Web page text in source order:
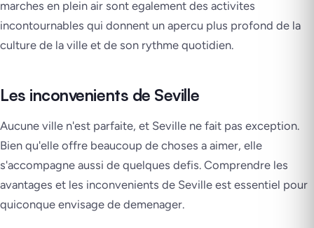
marches en plein air sont egalement des activites
incontournables qui donnent un apercu plus profond de la
culture de la ville et de son rythme quotidien.
Les inconvenients de Seville
Aucune ville n'est parfaite, et Seville ne fait pas exception.
Bien qu'elle offre beaucoup de choses a aimer, elle
s'accompagne aussi de quelques defis. Comprendre les
avantages et les inconvenients de Seville est essentiel pour
quiconque envisage de demenager.